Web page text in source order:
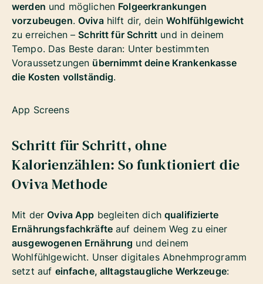
werden und möglichen Folgeerkrankungen
vorzubeugen. Ovivahilft dir, deinWohlfühlgewicht
zu erreichen –Schritt für Schritt und in deinem
Tempo. Das Beste daran: Unter bestimmten
Voraussetzungen übernimmt deine Krankenkasse
die Kosten vollständig.
App Screens
Schritt für Schritt, ohne
Kalorienzählen: So funktioniert die
Oviva Methode
Mit derOviva App begleiten dich qualifizierte
Ernährungsfachkräfte auf deinem Weg zu einer
ausgewogenen Ernährung und deinem
Wohlfühlgewicht. Unser digitales Abnehmprogramm
setzt auf einfache, alltagstaugliche Werkzeuge: